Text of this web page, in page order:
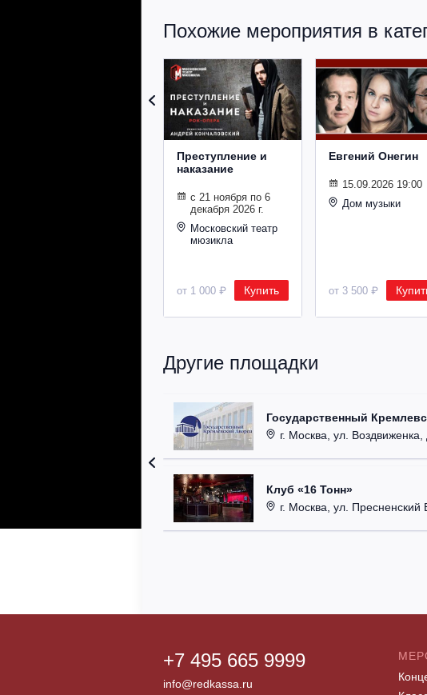
Похожие мероприятия в
Преступление и
наказание
с 21 ноября по 6
декабря 2026 г.
Московский театр
мюзикла
от 1 000 ₽ Купить
Евгений Онегин
15.09.2026 19:00
Дом музыки
от 3 500 ₽
Другие площадки
Государственный
г. Москва, ул.
Клуб «16 Тонн»
г. Москва, ул. Пресненский
+7 495 665 9999
info@redkassa.ru